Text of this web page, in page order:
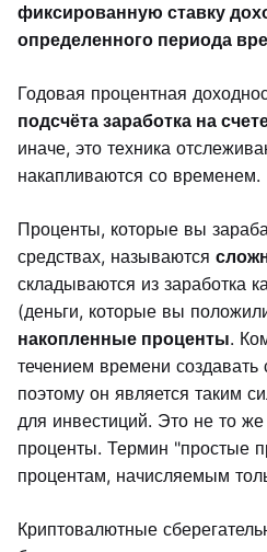
фиксированную ставку
определенного периода
Годовая процентная
подсчёта заработка на
иначе, это техника
накапливаются со временем.
Проценты, которые вы
средствах, называются
складываются из заработка
(деньги, которые вы
накопленные проценты.
течением времени создавать
поэтому он является таким
для инвестиций. Это не то
проценты. Термин "простые
процентам, начисляемым
Криптовалютные